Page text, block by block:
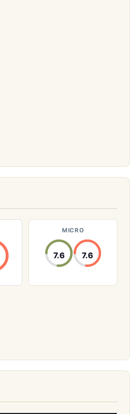
MICRO
7.6 7.6